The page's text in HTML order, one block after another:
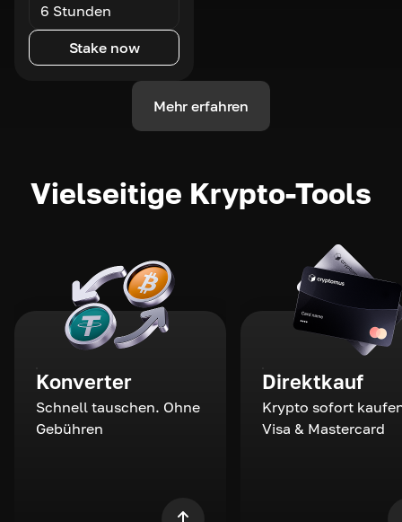
6 Stunden
Stake now
Mehr erfahren
Vielseitige Krypto-Tools
Konverter
Schnell tauschen. Ohne
Gebühren
Direktkauf
Krypto sofort
Visa & Mastercard